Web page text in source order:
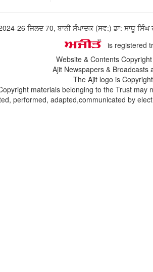
26 ਜਿਲਦ 70, ਬਾਨੀ ਸੰਪਾਦਕ (ਸਵ:) ਡਾ: ਸਾਧੂ
is registered
Website & Contents
Ajit Newspapers &
The Ajit logo is
materials belonging to the Trust
performed, adapted,communicated by